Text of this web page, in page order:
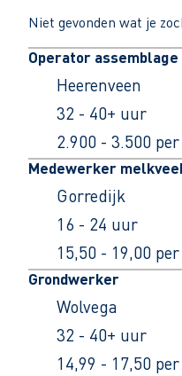
Niet gevonden wat je
Operator
Heerenveen
32 - 40+ uur
2.900 - 3.500
Medewerker
Gorredijk
16 - 24 uur
15,50 - 19,00
Grondwerker
Wolvega
32 - 40+ uur
14,99 - 17,50